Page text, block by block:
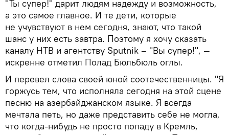
"Ты супер!" дарит людям надежду и возможность,
а это самое главное. И те дети, которые
не учувствуют в нем сегодня, знают, что такой
шанс у них есть завтра. Поэтому я хочу сказать
каналу НТВ и агентству Sputnik – "Вы супер!", —
искренне отметил Полад Бюльбюль оглы.
И перевел слова своей юной соотечественницы. "Я
горжусь тем, что исполняла сегодня на этой сцене
песню на азербайджанском языке. Я всегда
мечтала петь, но даже представить себе не могла,
что когда-нибудь не просто попаду в Кремль,